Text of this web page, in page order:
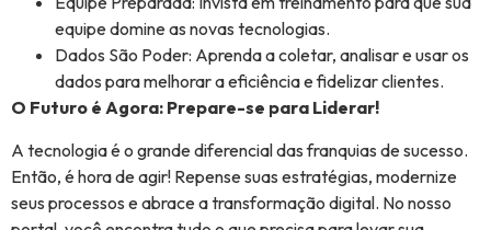
equipe domine as novas tecnologias.
Dados São Poder: Aprenda a coletar, analisar e usar os
dados para melhorar a eficiência e fidelizar clientes.
O Futuro é Agora: Prepare-se para Liderar!
A tecnologia é o grande diferencial das franquias de sucesso.
Então, é hora de agir! Repense suas estratégias, modernize
seus processos e abrace a transformação digital. No nosso